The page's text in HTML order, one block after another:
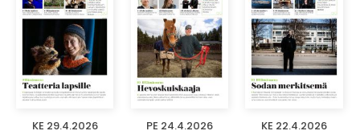
KE 29.4.2026 PE 24.4.2026 KE 22.4.2026